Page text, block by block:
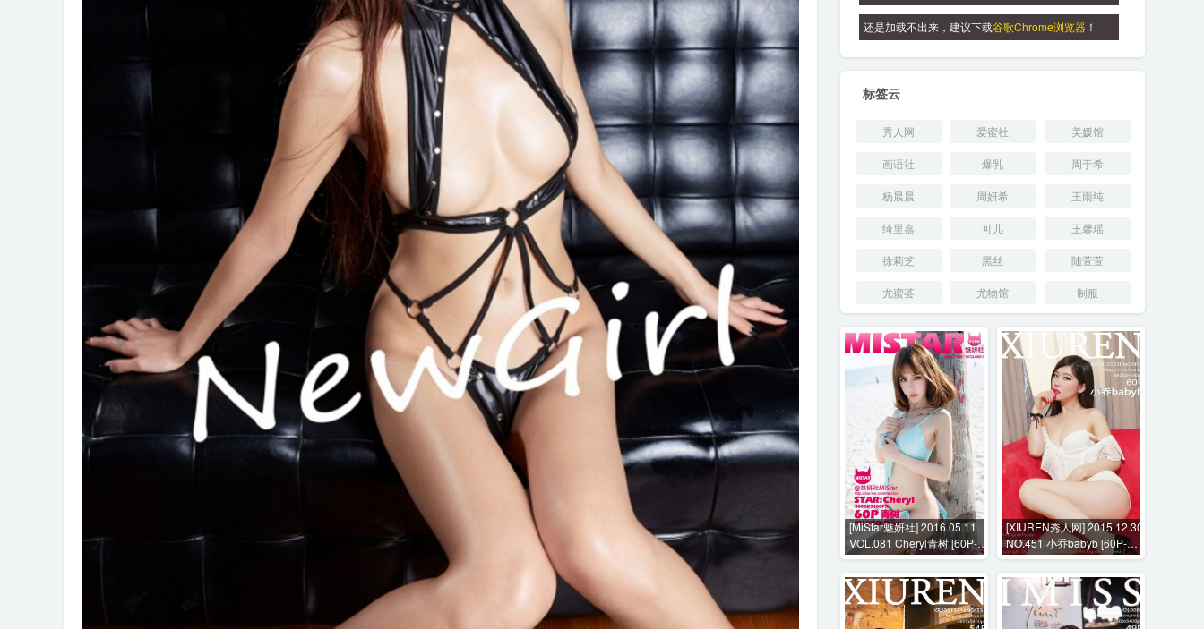
还是加载不出来，建议下载谷歌Chrome浏览器 ！
标签云
秀人网 爱蜜社 美媛馆
画语社 爆乳 周于希
杨晨晨 周妍希 王雨纯
绮里嘉 可儿 王馨瑶
徐莉芝 黑丝 陆萱萱
尤蜜荟 尤物馆 制服
[MiStar魅妍社] 2016.05.11
VOL.081 Cheryl青树 [60P-
198M]
[XIUREN秀人网] 2015.12.30
NO.451 小乔babyb [60P-
117MB]